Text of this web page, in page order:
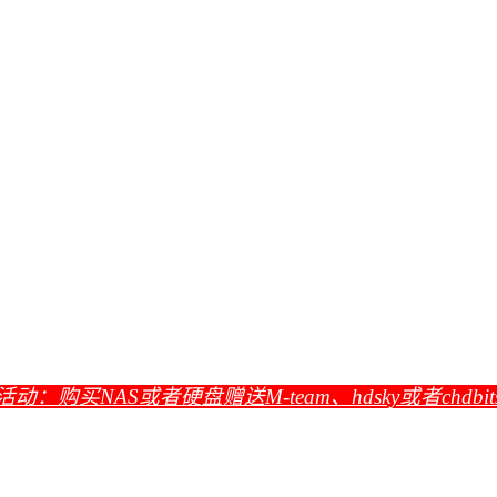
动：购买NAS或者硬盘赠送M-team、hdsky或者